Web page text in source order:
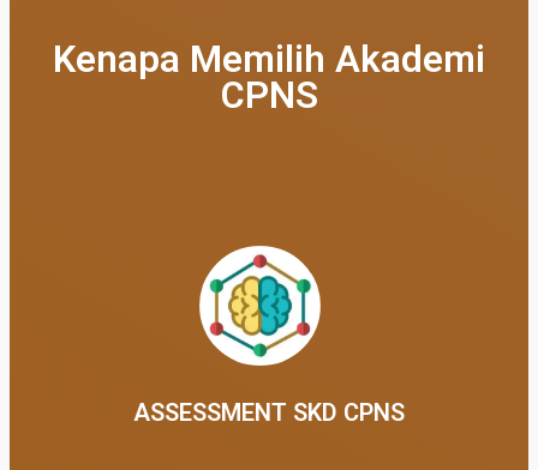
Kenapa Memilih Akademi
CPNS
ASSESSMENT SKD CPNS